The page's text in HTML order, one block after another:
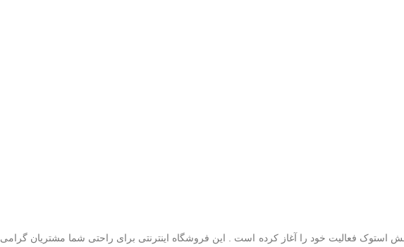
فعالیت خود را آغاز کرده است . این فروشگاه اینترنتی برای راحتی شما مشتریان گرامی